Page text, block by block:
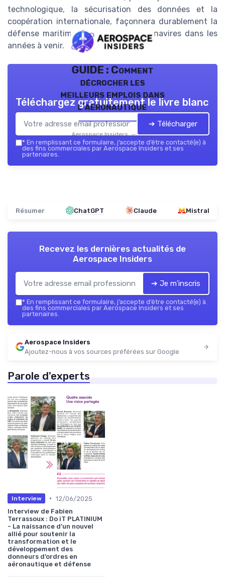
technologique, la sécurisation des données et la
coopération internationale, façonnera durablement la
défense maritime et la sécurité des navires dans les
années à venir.
GUIDE : Comment
décrocher les
meilleurs emplois dans
l’aéronautique
Aerospace Insiders — 2026
Téléchargez gratuitement le livre blanc
➔ Télécharger
* En remplissant ce formulaire, j’accepte d’être contacté(e) à
des fins commerciales par Aerospace Insiders et ses
partenaires.
Résumer ChatGPT Claude Mistral
Recevez les dernières actualités de
Aerospace Insiders
➔ Je m'inscris
* En remplissant ce formulaire, j’accepte d’être contacté(e) à
des fins commerciales par Aerospace Insiders et ses
partenaires.
Aerospace Insiders
Ajoutez-nous à vos sources préférées sur Google
Parole d'experts
Interview • 12/06/2025
Interview de Fabien
Terrassoux : Do iT PLATINIUM
- La naissance d’un nouvel
allié pour soutenir la
transformation et le
développement des
donneurs d’ordres en
aéronautique et défense